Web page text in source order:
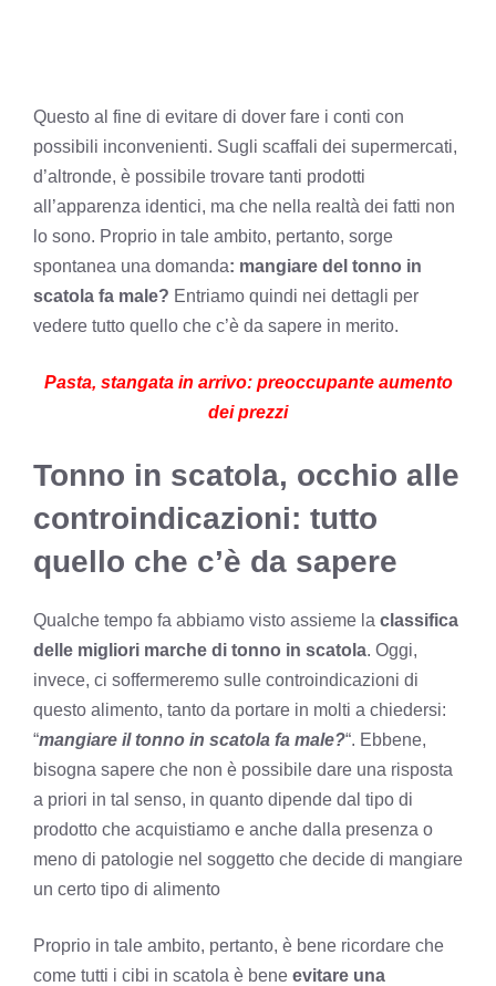
Questo al fine di evitare di dover fare i conti con
possibili inconvenienti. Sugli scaffali dei supermercati,
d’altronde, è possibile trovare tanti prodotti
all’apparenza identici, ma che nella realtà dei fatti non
lo sono. Proprio in tale ambito, pertanto, sorge
spontanea una domanda: mangiare del tonno in
scatola fa male? Entriamo quindi nei dettagli per
vedere tutto quello che c’è da sapere in merito.
Pasta, stangata in arrivo: preoccupante aumento
dei prezzi
Tonno in scatola, occhio alle
controindicazioni: tutto
quello che c’è da sapere
Qualche tempo fa abbiamo visto assieme la classifica
delle migliori marche di tonno in scatola. Oggi,
invece, ci soffermeremo sulle controindicazioni di
questo alimento, tanto da portare in molti a chiedersi:
“mangiare il tonno in scatola fa male?“. Ebbene,
bisogna sapere che non è possibile dare una risposta
a priori in tal senso, in quanto dipende dal tipo di
prodotto che acquistiamo e anche dalla presenza o
meno di patologie nel soggetto che decide di mangiare
un certo tipo di alimento
Proprio in tale ambito, pertanto, è bene ricordare che
come tutti i cibi in scatola è bene evitare una